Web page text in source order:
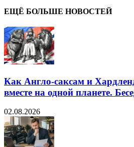
ЕЩЁ БОЛЬШЕ НОВОСТЕЙ
Как Англо-саксам и
вместе на одной планете.
02.08.2026